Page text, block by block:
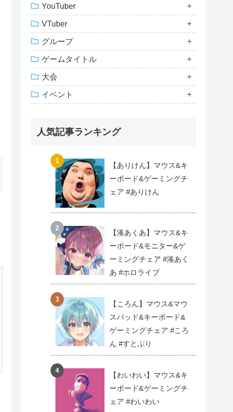
YouTuber
VTuber
グループ
ゲームタイトル
大会
イベント
人気記事ランキング
【ありけん】マウス&キ
ーボード&ゲーミングチ
ェア #ありけん
【湊あくあ】マウス&キ
ーボード&モニター&ゲ
ーミングチェア #湊あく
あ #ホロライブ
【ころん】マウス&マウ
スパッド&キーボード&
ゲーミングチェア #ころ
ん #すとぷり
【わいわい】マウス&キ
ーボード&ゲーミングチ
ェア #わいわい